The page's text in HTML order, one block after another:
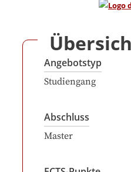
Angebotstyp
Studiengang
Abschluss
Master